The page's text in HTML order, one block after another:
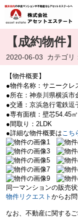
【成約物件
2020-06-03 カテゴリ
【物件概要】
●物件名称：サニークレ
●所在：神奈川県横浜市
●交通：京浜急行電鉄
●専有面積：壁芯54.45㎡
●間取り：2LDK
●詳細な物件概要はこち
同一マンションの販売
物件リクエスト からお問
なお、不動産に関する